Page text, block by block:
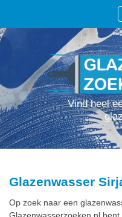
Vind heel
Glazenwasser
Op zoek naar een